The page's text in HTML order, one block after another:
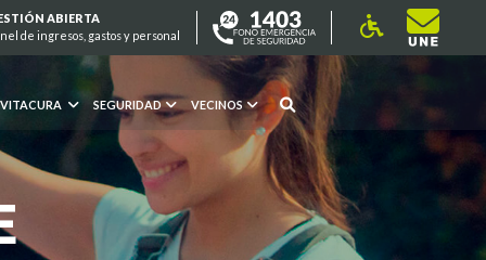
ABIERTA
de ingresos, gastos y personal
SEGURIDAD VECINOS